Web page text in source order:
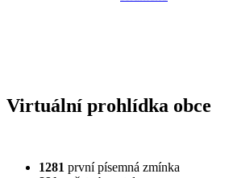
Virtuální prohlídka obce
1281 první písemná zmínka